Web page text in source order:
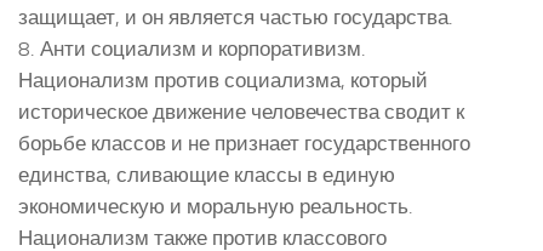
защищает, и он является частью государства.
8. Анти социализм и корпоративизм.
Национализм против социализма, который
историческое движение человечества сводит к
борьбе классов и не признает государственного
единства, сливающие классы в единую
экономическую и моральную реальность.
Национализм также против классового